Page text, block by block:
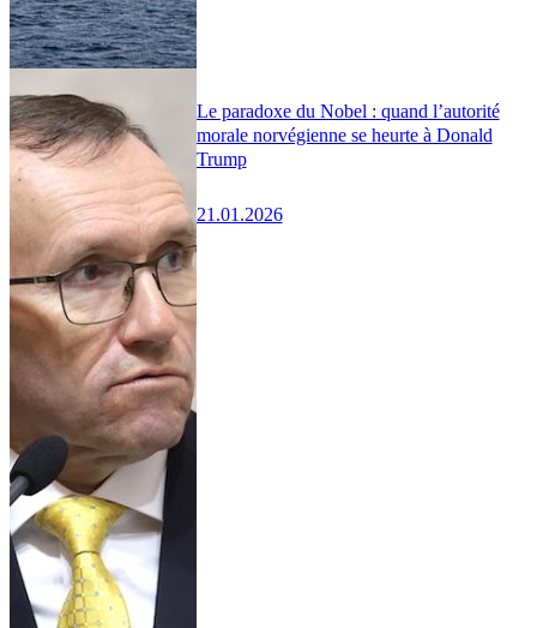
Le paradoxe du Nobel : quand l’autorité
morale norvégienne se heurte à Donald
Trump
21.01.2026